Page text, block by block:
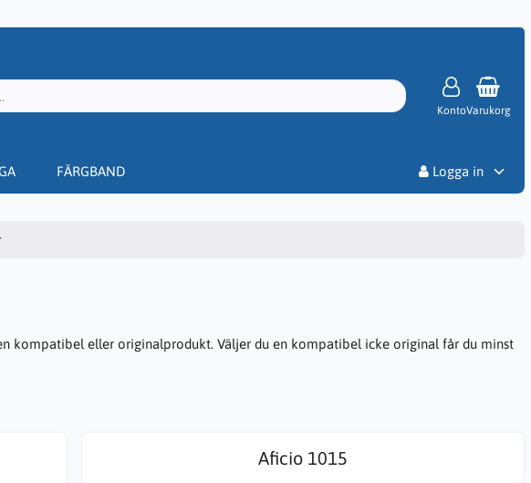
KontoVarukorg
FÄRGBAND
Logga in
kompatibel eller originalprodukt. Väljer du en kompatibel icke original får du minst
Aficio 1015